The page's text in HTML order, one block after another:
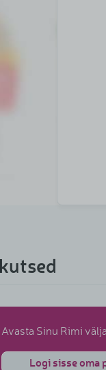
Avasta Sinu Rimi
Logi sisse oma